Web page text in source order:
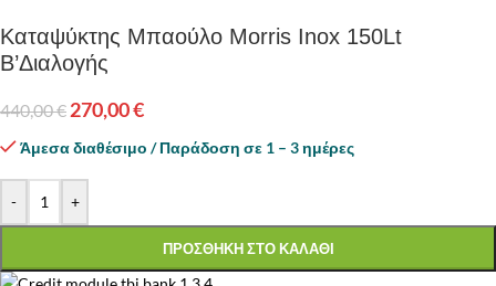
Καταψύκτης Μπαούλο Morris Inox 150Lt
Β’Διαλογής
440,00€ 270,00€
Άμεσα διαθέσιμο / Παράδοση σε 1 – 3 ημέρες
- +
ΠΡΟΣΘΗΚΗ ΣΤΟ ΚΑΛΑΘΙ